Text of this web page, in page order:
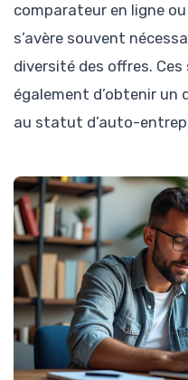
comparateur en ligne
s’avère souvent
diversité des offres.
également d’obtenir un
au statut d’auto-